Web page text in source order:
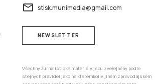
email stisk.munimedia@gmail.com
NEWSLETTER
Všechny žurnalistické materiály jsou zveřejněny podle
stejných pravidel jako na kterémkoliv jiném zpravodajském